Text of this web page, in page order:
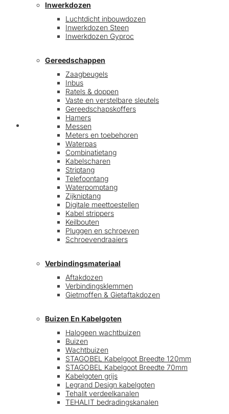
Afrekenen
Inwerkdozen
Luchtdicht inbouwdozen
Inwerkdozen Steen
Inwerkdozen Gyproc
Gereedschappen
Zaagbeugels
Inbus
Ratels & doppen
Vaste en verstelbare sleutels
Gereedschapskoffers
Hamers
Messen
Meters en toebehoren
Waterpas
Combinatietang
Kabelscharen
Striptang
Telefoontang
Waterpomptang
Zijkniptang
Digitale meettoestellen
Kabel strippers
Keilbouten
Pluggen en schroeven
Schroevendraaiers
Verbindingsmateriaal
Aftakdozen
Verbindingsklemmen
Gietmoffen & Gietaftakdozen
Buizen En Kabelgoten
Halogeen wachtbuizen
Buizen
Wachtbuizen
STAGOBEL Kabelgoot Breedte 120mm
STAGOBEL Kabelgoot Breedte 70mm
Kabelgoten grijs
Legrand Design kabelgoten
Tehalit verdeelkanalen
TEHALIT bedradingskanalen